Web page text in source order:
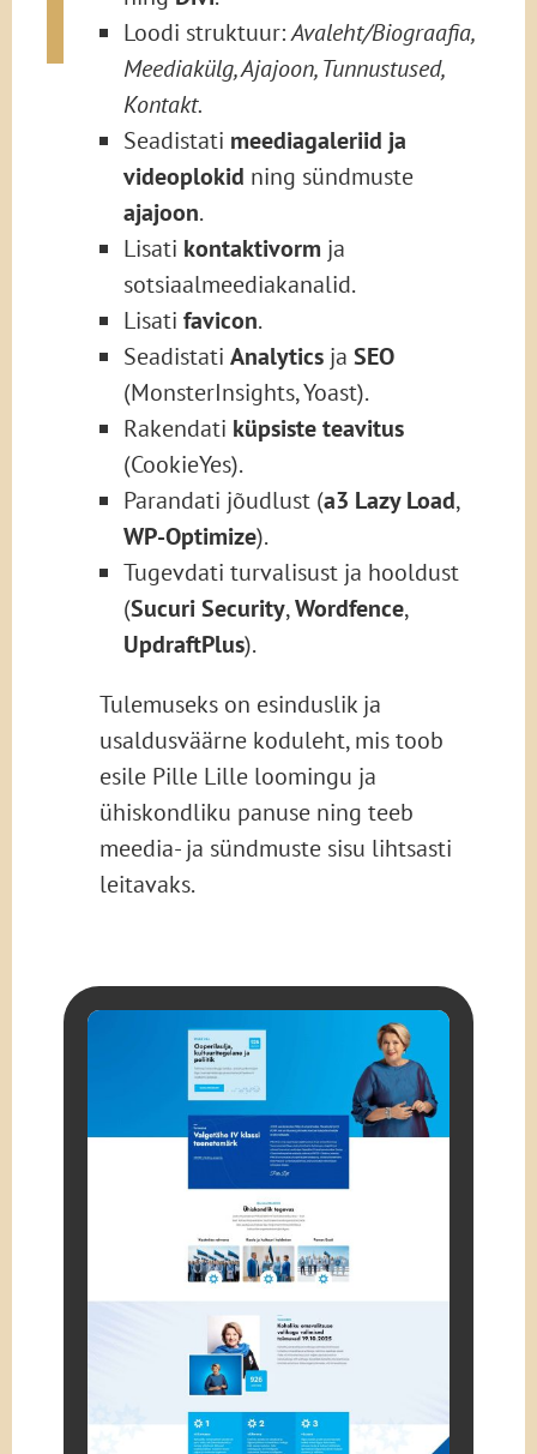
Loodi struktuur:Avaleht/Biograafia,
Meediakülg, Ajajoon, Tunnustused,
Kontakt.
Seadistati meediagaleriid ja
videoplokid ning sündmuste
ajajoon.
Lisati kontaktivorm ja
sotsiaalmeediakanalid.
Lisati favicon.
Seadistati Analyticsja SEO
(MonsterInsights, Yoast).
Rakendati küpsiste teavitus
(CookieYes).
Parandati jõudlust (a3 Lazy Load,
WP-Optimize).
Tugevdati turvalisust ja hooldust
(Sucuri Security,Wordfence,
UpdraftPlus).
Tulemuseks on esinduslik ja
usaldusväärne koduleht, mis toob
esile Pille Lille loomingu ja
ühiskondliku panuse ning teeb
meedia- ja sündmuste sisu lihtsasti
leitavaks.